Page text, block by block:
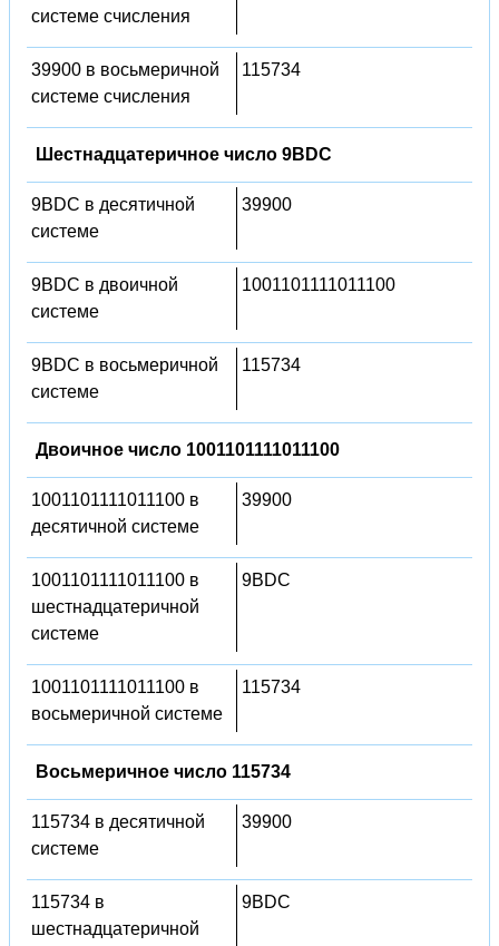
системе счисления
39900 в восьмеричной
системе счисления
115734
Шестнадцатеричное число 9BDC
9BDC в десятичной
системе
39900
9BDC в двоичной
системе
1001101111011100
9BDC в восьмеричной
системе
115734
Двоичное число 1001101111011100
1001101111011100 в
десятичной системе
39900
1001101111011100 в
шестнадцатеричной
системе
9BDC
1001101111011100 в
восьмеричной системе
115734
Восьмеричное число 115734
115734 в десятичной
системе
39900
115734 в
шестнадцатеричной
9BDC